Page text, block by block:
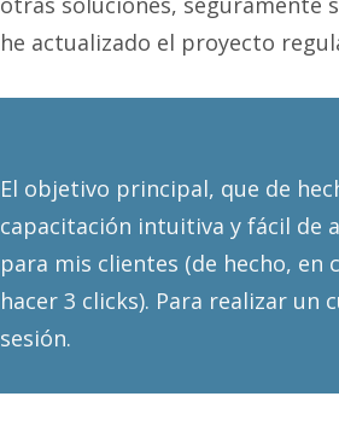
he actualizado el proyecto
El objetivo principal, que de
capacitación intuitiva y fácil de
para mis clientes (de hecho, en
hacer 3 clicks). Para realizar un
sesión.